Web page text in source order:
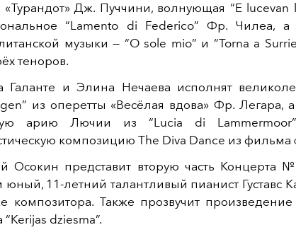
Дж. Пуччини, волнующая “E lucevan
“Lamento di Federico” Фр. Чилеа,
музыки — “O sole mio” и “Torna a
теноров.
Галанте и Элина Нечаева исполнят
из оперетты «Весёлая вдова» Фр. Легара,
арию Лючии из “Lucia di
композицию The Diva Dance из фильма
Осокин представит вторую часть Концерта
юный, 11-летний талантливый пианист Густавс
композитора. Также прозвучит
“Kerijas dziesma”.